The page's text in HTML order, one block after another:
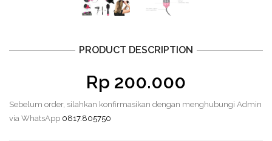
PRODUCT DESCRIPTION
Rp 200.000
Sebelum order, silahkan konfirmasikan dengan menghubungi Admin
via WhatsApp 0817.805750